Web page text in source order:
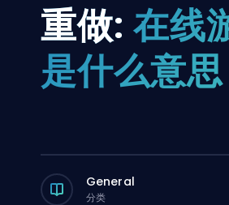
Division Boost
Placements
Teammate
重做: 在线
是什么意思
General
分类